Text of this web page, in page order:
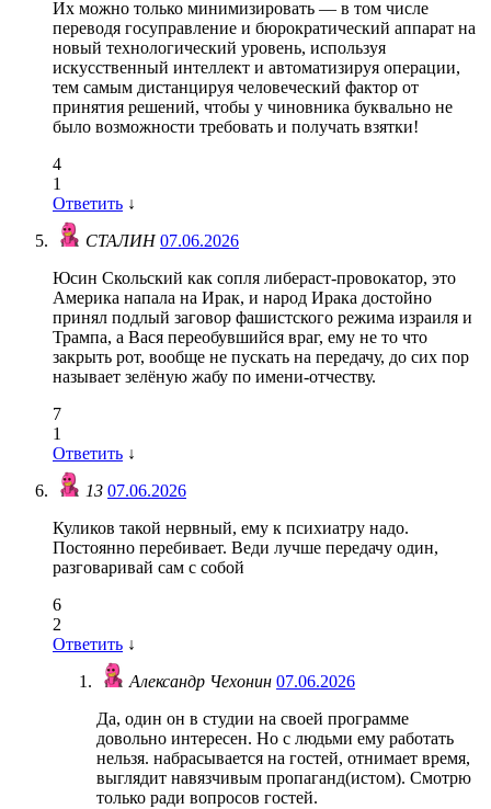
Их можно только минимизировать — в том числе
переводя госуправление и бюрократический аппарат на
новый технологический уровень, используя
искусственный интеллект и автоматизируя операции,
тем самым дистанцируя человеческий фактор от
принятия решений, чтобы у чиновника буквально не
было возможности требовать и получать взятки!
4
1
Ответить ↓
СТАЛИН07.06.2026
Юсин Скольский как сопля либераст-провокатор, это
Америка напала на Ирак, и народ Ирака достойно
принял подлый заговор фашистского режима израиля и
Трампа, а Вася переобувшийся враг, ему не то что
закрыть рот, вообще не пускать на передачу, до сих пор
называет зелёную жабу по имени-отчеству.
7
1
Ответить ↓
13 07.06.2026
Куликов такой нервный, ему к психиатру надо.
Постоянно перебивает. Веди лучше передачу один,
разговаривай сам с собой
6
2
Ответить ↓
Александр Чехонин 07.06.2026
Да, один он в студии на своей программе
довольно интересен. Но с людьми ему работать
нельзя. набрасывается на гостей, отнимает время,
выглядит навязчивым пропаганд(истом). Смотрю
только ради вопросов гостей.